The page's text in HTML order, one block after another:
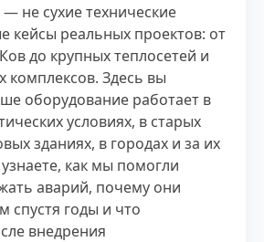
не сухие технические
кейсы реальных проектов: от
до крупных теплосетей и
Здесь вы
оборудование работает в
условиях, в старых
зданиях, в городах и за их
как мы помогли
аварий, почему они
спустя годы и что
внедрения